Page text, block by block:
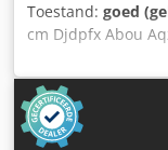
Toestand: goed
cm Djdpfx Abou